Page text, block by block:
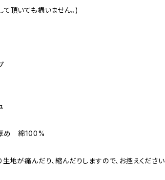
頂いても構いません。)
め 綿100%
地が痛んだり、縮んだりしますので、お控えください